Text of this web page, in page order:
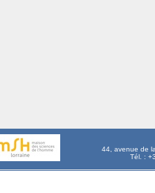
44, avenue de
Tél. :